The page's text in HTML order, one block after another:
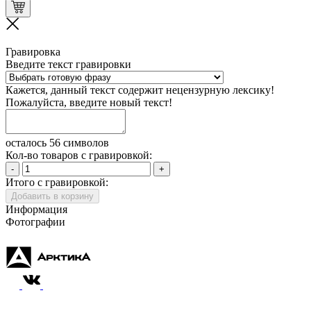
Гравировка
Введите текст гравировки
Кажется, данный текст содержит нецензурную лексику!
Пожалуйста, введите новый текст!
осталось 56 символов
Кол-во товаров с гравировкой:
- +
Итого с гравировкой:
Добавить в корзину
Информация
Фотографии